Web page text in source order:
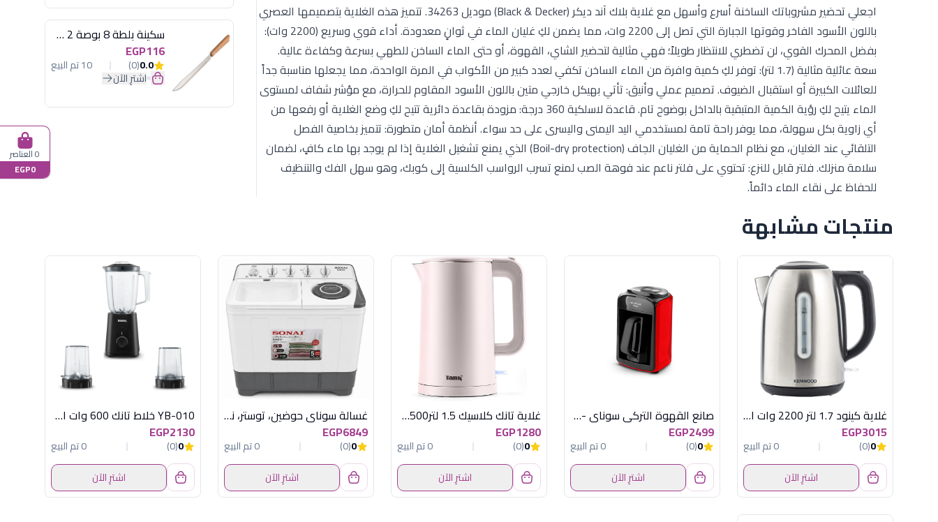
اجعلي تحضير مشروباتك الساخنة أسرع وأسهل مع غلاية بلاك آند ديكر (Black & Decker) موديل 34263. تتميز هذه الغلاية بتصميمها العصري
باللون الأسود الفاخر وقوتها الجبارة التي تصل إلى 2200 وات، مما يضمن لكِ غليان الماء في ثوانٍ معدودة. أداء قوي وسريع (2200 وات):
بفضل المحرك القوي، لن تضطري للانتظار طويلاً؛ فهي مثالية لتحضير الشاي، القهوة، أو حتى الماء الساخن للطهي بسرعة وكفاءة عالية.
سعة عائلية مثالية (1.7 لتر): توفر لكِ كمية وافرة من الماء الساخن تكفي لعدد كبير من الأكواب في المرة الواحدة، مما يجعلها مناسبة جداً
للعائلات الكبيرة أو استقبال الضيوف. تصميم عملي وأنيق: تأتي بهيكل خارجي متين باللون الأسود المقاوم للحرارة، مع مؤشر شفاف لمستوى
الماء يتيح لكِ رؤية الكمية المتبقية بالداخل بوضوح تام. قاعدة لاسلكية 360 درجة: مزودة بقاعدة دائرية تتيح لكِ وضع الغلاية أو رفعها من
أي زاوية بكل سهولة، مما يوفر راحة تامة لمستخدمي اليد اليمنى واليسرى على حد سواء. أنظمة أمان متطورة: تتميز بخاصية الفصل
التلقائي عند الغليان، مع نظام الحماية من الغليان الجاف (Boil-dry protection) الذي يمنع تشغيل الغلاية إذا لم يوجد بها ماء كافٍ، لضمان
سلامة منزلك. فلتر قابل للنزع: تحتوي على فلتر ناعم عند فوهة الصب لمنع تسرب الرواسب الكلسية إلى كوبك، وهو سهل الفك والتنظيف
للحفاظ على نقاء الماء دائماً.
سكينة بلطة 8 بوصة 2 مسمار
EGP116
0.0
(0) 10 تم البيع
اشترِ الآن
منتجات مشابهة
غلاية كينود 1.7 لتر 2200 وات استانلس
EGP3015
0
(0)
0 تم البيع
اشترِ الآن
صانع القهوة التركي سوناي -موود -535 وات ,4 اكواب , احمر , MAR-420
EGP2499
0
(0)
0 تم البيع
اشترِ الآن
غلاية تانك كلاسيك 1.5 لتر1500 وات وردى
EGP1280
0
(0)
0 تم البيع
اشترِ الآن
غسالة سوناي حوضين، توستر، نصف أوتوماتيك، 12 كجم، بباب دعك ومؤقت للغسيل والعصر MAR-208
EGP6849
0
(0)
0 تم البيع
اشترِ الآن
YB-010 خلاط تانك 600 وات اسود
EGP2130
0
(0)
0 تم البيع
اشترِ الآن
0 العناصر
EGP0